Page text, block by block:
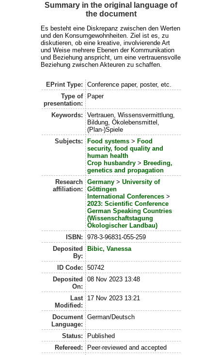
Summary in the original language of
the document
Es besteht eine Diskrepanz zwischen den Werten
und den Konsumgewohnheiten. Ziel ist es, zu
diskutieren, ob eine kreative, involvierende Art
und Weise mehrere Ebenen der Kommunikation
und Beziehung anspricht, um eine vertrauensvolle
Beziehung zwischen Akteuren zu schaffen.
EPrint Type:
Conference paper, poster, etc.
Type of
presentation:
Paper
Keywords:
Vertrauen, Wissensvermittlung,
Bildung, Ökolebensmittel,
(Plan-)Spiele
Subjects:
Food systems > Food
security, food quality and
human health
Crop husbandry > Breeding,
genetics and propagation
Research
affiliation:
Germany >University of
Göttingen
International Conferences >
2023: Scientific Conference
German Speaking Countries
(Wissenschaftstagung
Ökologischer Landbau)
ISBN:
978-3-96831-055-259
Deposited
By:
Bibic, Vanessa
ID Code:
50742
Deposited
On:
08 Nov 2023 13:48
Last
Modified:
17 Nov 2023 13:21
Document
Language:
German/Deutsch
Status:
Published
Refereed:
Peer-reviewed and accepted